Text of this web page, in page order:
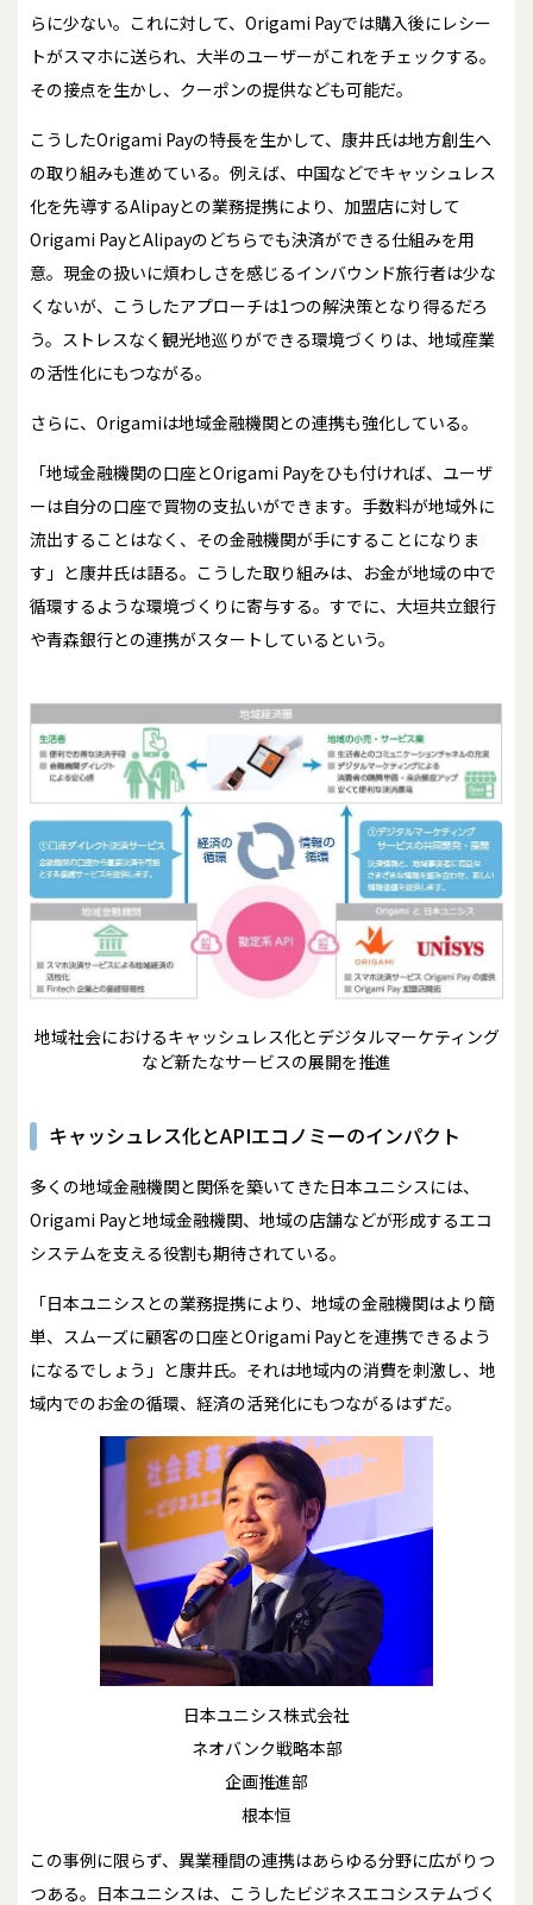
らに少ない。これに対して、Origami Payでは購入後にレシー
トがスマホに送られ、大半のユーザーがこれをチェックする。
その接点を生かし、クーポンの提供なども可能だ。
こうしたOrigami Payの特長を生かして、康井氏は地方創生へ
の取り組みも進めている。例えば、中国などでキャッシュレス
化を先導するAlipayとの業務提携により、加盟店に対して
Origami PayとAlipayのどちらでも決済ができる仕組みを用
意。現金の扱いに煩わしさを感じるインバウンド旅行者は少な
くないが、こうしたアプローチは1つの解決策となり得るだろ
う。ストレスなく観光地巡りができる環境づくりは、地域産業
の活性化にもつながる。
さらに、Origamiは地域金融機関との連携も強化している。
「地域金融機関の口座とOrigami Payをひも付ければ、ユーザ
ーは自分の口座で買物の支払いができます。手数料が地域外に
流出することはなく、その金融機関が手にすることになりま
す」と康井氏は語る。こうした取り組みは、お金が地域の中で
循環するような環境づくりに寄与する。すでに、大垣共立銀行
や青森銀行との連携がスタートしているという。
地域社会におけるキャッシュレス化とデジタルマーケティング
など新たなサービスの展開を推進
キャッシュレス化とAPIエコノミーのインパクト
多くの地域金融機関と関係を築いてきた日本ユニシスには、
Origami Payと地域金融機関、地域の店舗などが形成するエコ
システムを支える役割も期待されている。
「日本ユニシスとの業務提携により、地域の金融機関はより簡
単、スムーズに顧客の口座とOrigami Payとを連携できるよう
になるでしょう」と康井氏。それは地域内の消費を刺激し、地
域内でのお金の循環、経済の活発化にもつながるはずだ。
日本ユニシス株式会社
ネオバンク戦略本部
企画推進部
根本恒
この事例に限らず、異業種間の連携はあらゆる分野に広がりつ
つある。日本ユニシスは、こうしたビジネスエコシステムづく